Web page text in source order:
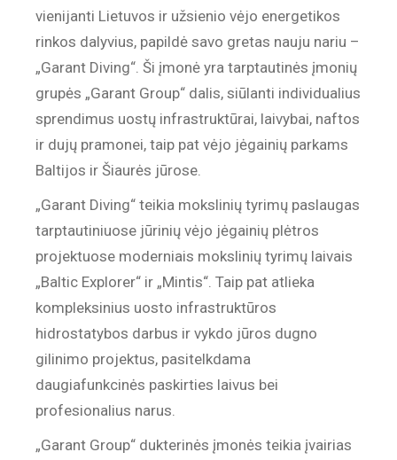
vienijanti Lietuvos ir užsienio vėjo energetikos
rinkos dalyvius, papildė savo gretas nauju nariu –
„Garant Diving“. Ši įmonė yra tarptautinės įmonių
grupės „Garant Group“ dalis, siūlanti individualius
sprendimus uostų infrastruktūrai, laivybai, naftos
ir dujų pramonei, taip pat vėjo jėgainių parkams
Baltijos ir Šiaurės jūrose.
„Garant Diving“ teikia mokslinių tyrimų paslaugas
tarptautiniuose jūrinių vėjo jėgainių plėtros
projektuose moderniais mokslinių tyrimų laivais
„Baltic Explorer“ ir „Mintis“. Taip pat atlieka
kompleksinius uosto infrastruktūros
hidrostatybos darbus ir vykdo jūros dugno
gilinimo projektus, pasitelkdama
daugiafunkcinės paskirties laivus bei
profesionalius narus.
„Garant Group“ dukterinės įmonės teikia įvairias